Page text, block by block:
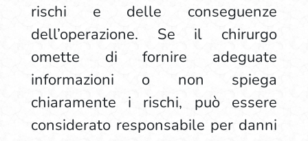
rischi e delle conseguenze
dell’operazione. Se il chirurgo
omette di fornire adeguate
informazioni o non spiega
chiaramente i rischi, può essere
considerato responsabile per danni